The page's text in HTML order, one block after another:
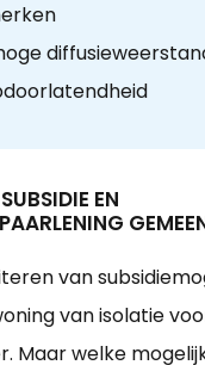
EN
van
van isolatie
Maar welke